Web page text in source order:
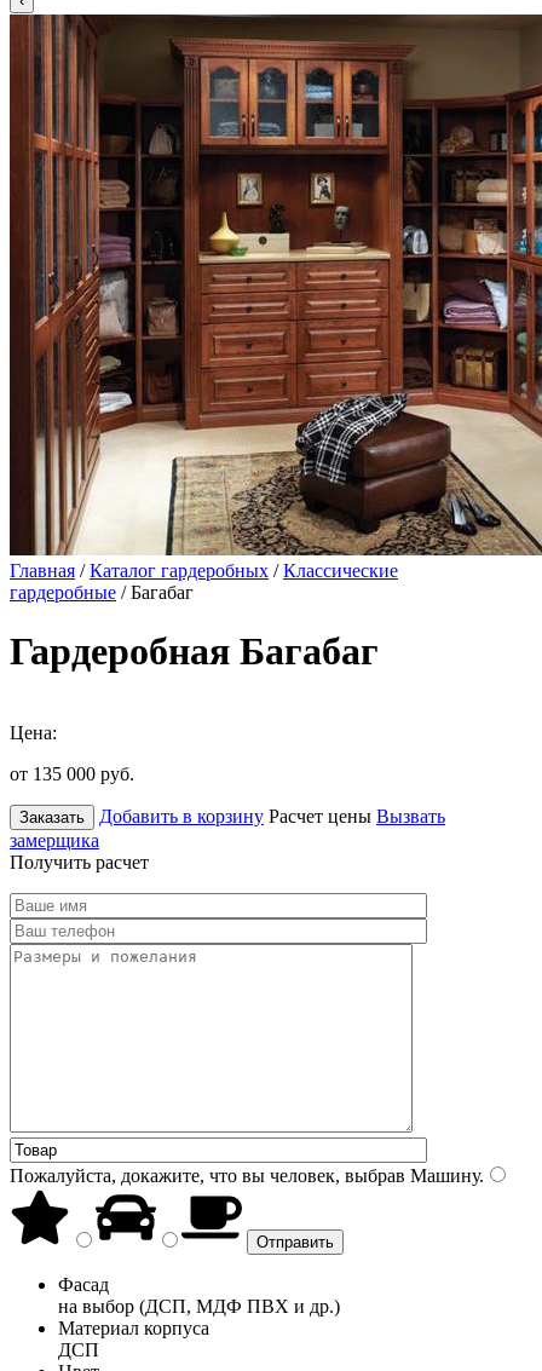
Главная /Каталог гардеробных /Классические
гардеробные / Багабаг
Гардеробная Багабаг
Цена:
от 135 000 руб.
Заказать Добавить в корзину Расчет цены Вызвать
замерщика
Получить расчет
Пожалуйста, докажите, что вы человек, выбрав Машину.
Фасад
на выбор (ДСП, МДФ ПВХ и др.)
Материал корпуса
ДСП